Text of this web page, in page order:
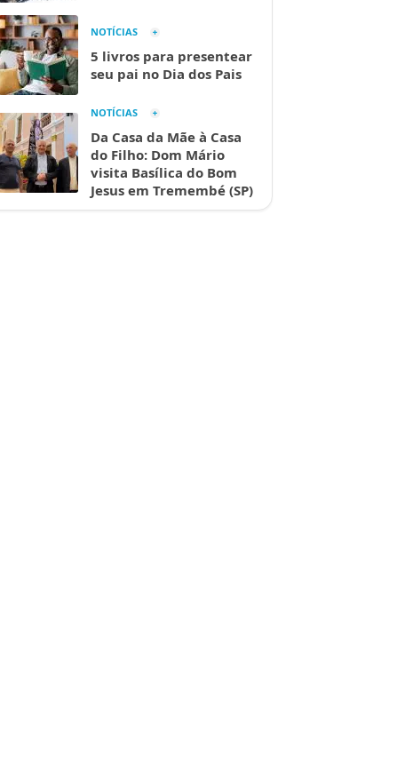
NOTÍCIAS
5 livros para presentear
seu pai no Dia dos Pais
NOTÍCIAS
Da Casa da Mãe à Casa
do Filho: Dom Mário
visita Basílica do Bom
Jesus em Tremembé (SP)